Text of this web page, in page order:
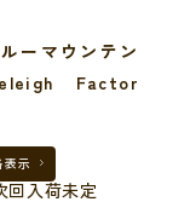
ーマウンテン
Factor
示
回入荷未定